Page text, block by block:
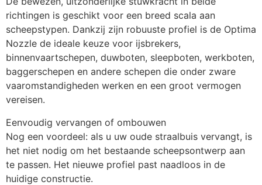
richtingen is geschikt voor een breed scala aan
scheepstypen. Dankzij zijn robuuste profiel is de Optima
Nozzle de ideale keuze voor ijsbrekers,
binnenvaartschepen, duwboten, sleepboten, werkboten,
baggerschepen en andere schepen die onder zware
vaaromstandigheden werken en een groot vermogen
vereisen.
Eenvoudig vervangen of ombouwen
Nog een voordeel: als u uw oude straalbuis vervangt, is
het niet nodig om het bestaande scheepsontwerp aan
te passen. Het nieuwe profiel past naadloos in de
huidige constructie.